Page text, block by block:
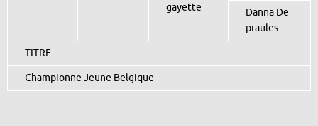
gayette
Danna De
praules
TITRE
Championne Jeune Belgique